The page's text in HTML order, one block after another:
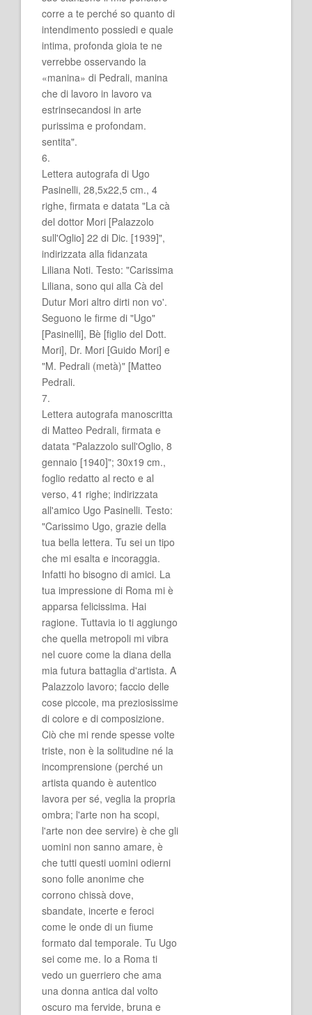
corre a te perché so quanto di
intendimento possiedi e quale
intima, profonda gioia te ne
verrebbe osservando la
«manina» di Pedrali, manina
che di lavoro in lavoro va
estrinsecandosi in arte
purissima e profondam.
sentita".
6.
Lettera autografa di Ugo
Pasinelli, 28,5x22,5 cm., 4
righe, firmata e datata "La cà
del dottor Mori [Palazzolo
sull'Oglio] 22 di Dic. [1939]",
indirizzata alla fidanzata
Liliana Noti. Testo: "Carissima
Liliana, sono qui alla Cà del
Dutur Mori altro dirti non vo'.
Seguono le firme di "Ugo"
[Pasinelli], Bè [figlio del Dott.
Mori], Dr. Mori [Guido Mori] e
"M. Pedrali (metà)" [Matteo
Pedrali.
7.
Lettera autografa manoscritta
di Matteo Pedrali, firmata e
datata "Palazzolo sull'Oglio, 8
gennaio [1940]"; 30x19 cm.,
foglio redatto al recto e al
verso, 41 righe; indirizzata
all'amico Ugo Pasinelli. Testo:
"Carissimo Ugo, grazie della
tua bella lettera. Tu sei un tipo
che mi esalta e incoraggia.
Infatti ho bisogno di amici. La
tua impressione di Roma mi è
apparsa felicissima. Hai
ragione. Tuttavia io ti aggiungo
che quella metropoli mi vibra
nel cuore come la diana della
mia futura battaglia d'artista. A
Palazzolo lavoro; faccio delle
cose piccole, ma preziosissime
di colore e di composizione.
Ciò che mi rende spesse volte
triste, non è la solitudine né la
incomprensione (perché un
artista quando è autentico
lavora per sé, veglia la propria
ombra; l'arte non ha scopi,
l'arte non dee servire) è che gli
uomini non sanno amare, è
che tutti questi uomini odierni
sono folle anonime che
corrono chissà dove,
sbandate, incerte e feroci
come le onde di un fiume
formato dal temporale. Tu Ugo
sei come me. Io a Roma ti
vedo un guerriero che ama
una donna antica dal volto
oscuro ma fervide, bruna e